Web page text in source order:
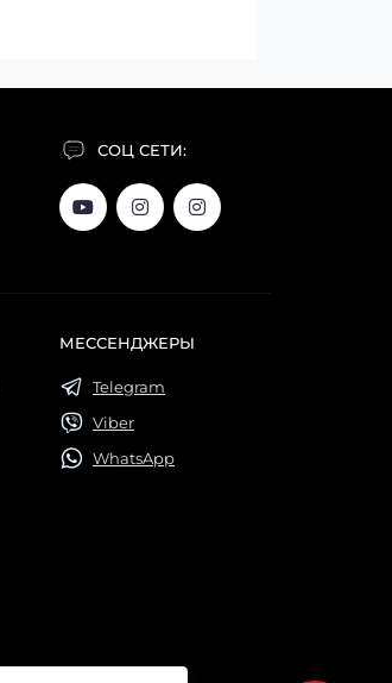
СОЦ СЕТИ:
МЕССЕНДЖЕРЫ
Telegram
Viber
WhatsApp